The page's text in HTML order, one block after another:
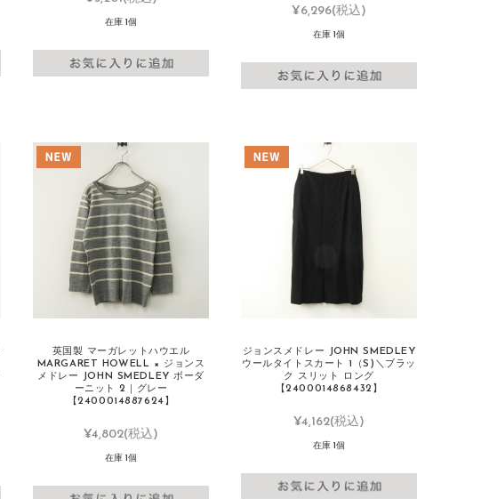
在庫 1個
¥6,296(税込)
在庫 1個
英国製 マーガレットハウエル
MARGARET HOWELL × ジョンス
メドレー JOHN SMEDLEY ボーダ
ーニット 2｜グレー
【2400014887624】
¥4,802(税込)
在庫 1個
ジョンスメドレー JOHN SMEDLEY
ウールタイトスカート 1（S)＼ブラッ
ク スリット ロング
【2400014868432】
¥4,162(税込)
在庫 1個